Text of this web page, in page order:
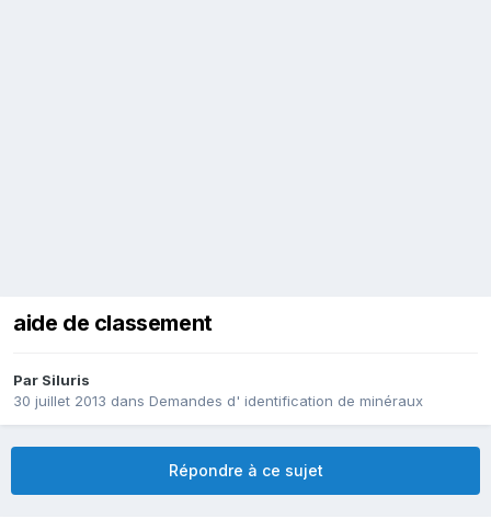
aide de classement
Par Siluris
30 juillet 2013 dans Demandes d' identification de minéraux
Répondre à ce sujet